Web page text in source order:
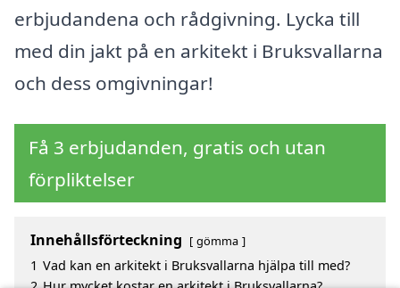
erbjudandena och rådgivning. Lycka till
med din jakt på en arkitekt i Bruksvallarna
och dess omgivningar!
Få 3 erbjudanden, gratis och utan
förpliktelser
Innehållsförteckning gömma
1 Vad kan en arkitekt i Bruksvallarna hjälpa till med?